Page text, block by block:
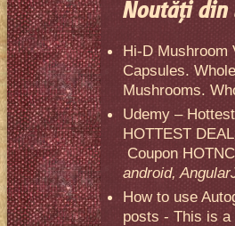
Noutăţi din
Hi-D Mushroom
Capsules.
Mushrooms.
Udemy –
HOTTEST
Coupon
android,
How to use
posts - This is a